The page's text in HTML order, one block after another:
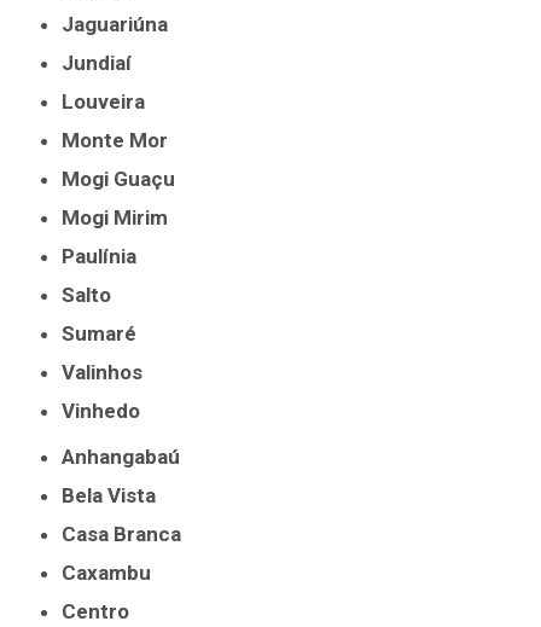
Jaguariúna
Jundiaí
Louveira
Monte Mor
Mogi Guaçu
Mogi Mirim
Paulínia
Salto
Sumaré
Valinhos
Vinhedo
Anhangabaú
Bela Vista
Casa Branca
Caxambu
Centro